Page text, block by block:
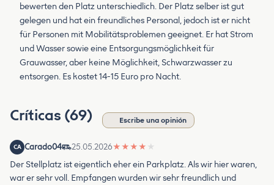
bewerten den Platz unterschiedlich. Der Platz selber ist gut
gelegen und hat ein freundliches Personal, jedoch ist er nicht
für Personen mit Mobilitätsproblemen geeignet. Er hat Strom
und Wasser sowie eine Entsorgungsmöglichkeit für
Grauwasser, aber keine Möglichkeit, Schwarzwasser zu
entsorgen. Es kostet 14-15 Euro pro Nacht.
Críticas (69) Escribe una opinión
CA Carado04 25.05.2026★ ★ ★ ★ ★
Der Stellplatz ist eigentlich eher ein Parkplatz. Als wir hier waren,
war er sehr voll. Empfangen wurden wir sehr freundlich und